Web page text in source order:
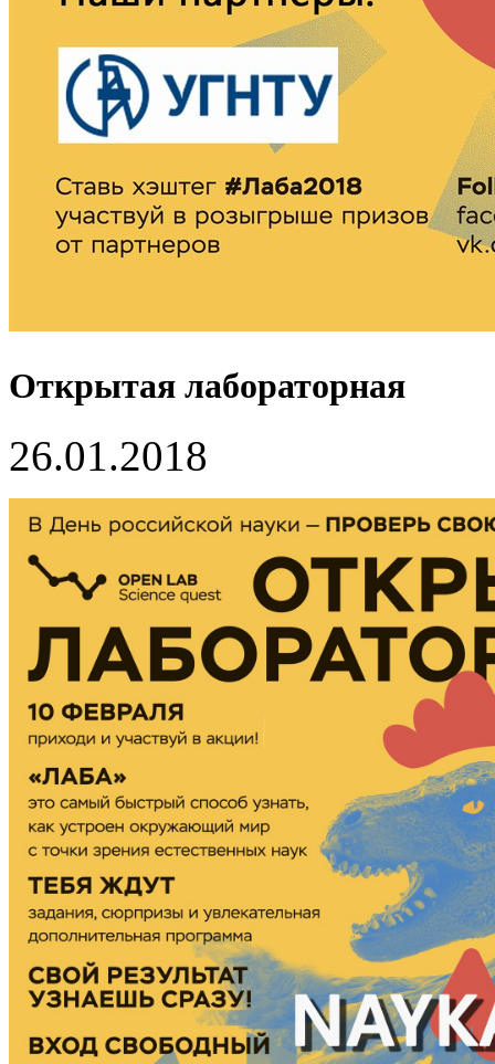
Открытая лабораторная
26.01.2018